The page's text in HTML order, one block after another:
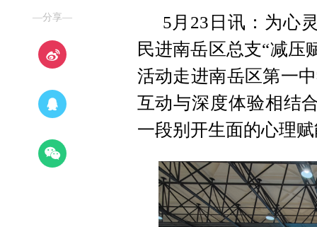
—分享— 5月23日讯： 为心
民进南岳区总支“减压
活动走进南岳区第一
互动与深度体验相结
一段别开生面的心理